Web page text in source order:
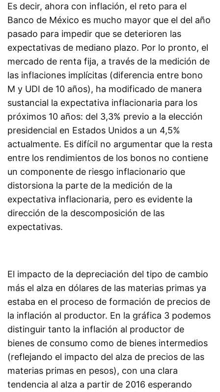
Es decir, ahora con inflación, el reto para el
Banco de México es mucho mayor que el del año
pasado para impedir que se deterioren las
expectativas de mediano plazo. Por lo pronto, el
mercado de renta fija, a través de la medición de
las inflaciones implícitas (diferencia entre bono
M y UDI de 10 años), ha modificado de manera
sustancial la expectativa inflacionaria para los
próximos 10 años: del 3,3% previo a la elección
presidencial en Estados Unidos a un 4,5%
actualmente. Es difícil no argumentar que la resta
entre los rendimientos de los bonos no contiene
un componente de riesgo inflacionario que
distorsiona la parte de la medición de la
expectativa inflacionaria, pero es evidente la
dirección de la descomposición de las
expectativas.
El impacto de la depreciación del tipo de cambio
más el alza en dólares de las materias primas ya
estaba en el proceso de formación de precios de
la inflación al productor. En la gráfica 3 podemos
distinguir tanto la inflación al productor de
bienes de consumo como de bienes intermedios
(reflejando el impacto del alza de precios de las
materias primas en pesos), con una clara
tendencia al alza a partir de 2016 esperando